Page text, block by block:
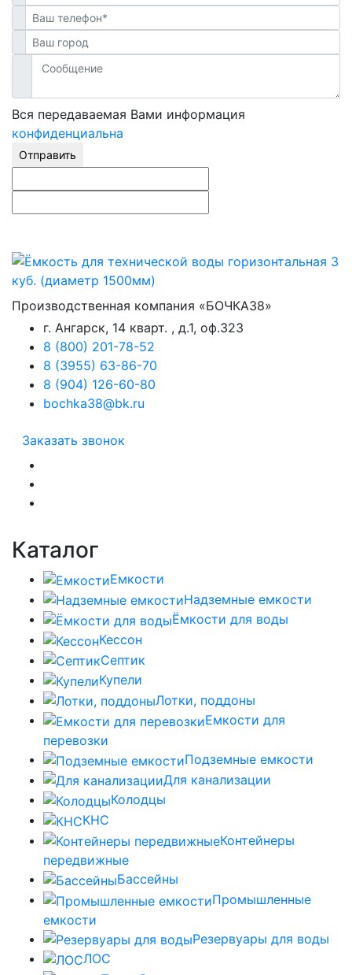
Вся передаваемая Вами информация
конфиденциальна
Отправить
Производственная компания «БОЧКА38»
г. Ангарск, 14 кварт. , д.1, оф.323
8 (800) 201-78-52
8 (3955) 63-86-70
8 (904) 126-60-80
bochka38@bk.ru
Заказать звонок
Каталог
Емкости
Надземные емкости
Ёмкости для воды
Кессон
Септик
Купели
Лотки, поддоны
Емкости для
перевозки
Подземные емкости
Для канализации
Колодцы
КНС
Контейнеры
передвижные
Бассейны
Промышленные
емкости
Резервуары для воды
ЛОС